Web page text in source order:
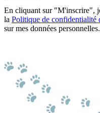
En cliquant sur "M'inscrire",
la Politique de confidentialité
sur mes données personnelles.